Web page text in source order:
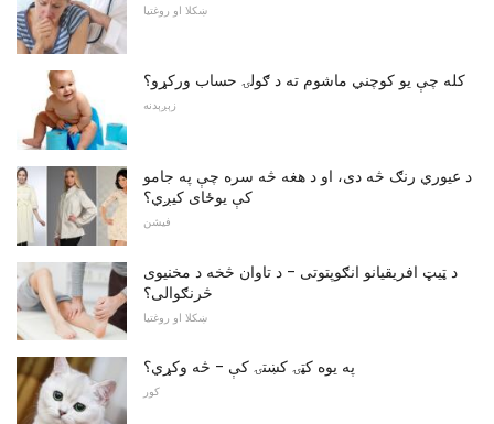
ښکلا او روغتیا
کله چې یو کوچني ماشوم ته د ګولۍ حساب ورکړو؟
زېږېدنه
د عیوري رنګ څه دی، او د هغه څه سره چې په جامو
کې یوځای کیږي؟
فیشن
د ټیټ افریقیانو انګوپتوتی - د تاوان څخه د مخنیوی
څرنګوالی؟
ښکلا او روغتیا
په یوه کټۍ کښتۍ کې - څه وکړي؟
کور